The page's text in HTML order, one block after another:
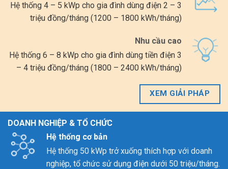
Hệ thống 4 – 5 kWp cho gia đình dùng điện 2 – 3
triệu đồng/tháng (1200 – 1800 kWh/tháng)
Nhu cầu cao
Hệ thống 6 – 8 kWp cho gia đình dùng tiền điện 3
– 4 triệu đồng/tháng (1800 – 2400 kWh/tháng)
XEM GIẢI PHÁP
DOANH NGHIỆP & TỔ CHỨC
Hệ thống cơ bản
Hệ thống 50 kWp trở xuống thích hợp với doanh
nghiệp, tổ chức sử dụng điện dưới 50 triệu/tháng.